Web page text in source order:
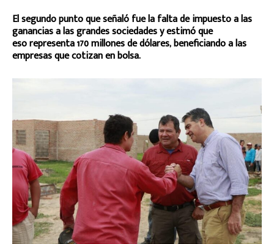
El segundo punto que señaló fue la falta de impuesto a las
ganancias a las grandes sociedades y estimó que
eso representa 170 millones de dólares, beneficiando a las
empresas que cotizan en bolsa.